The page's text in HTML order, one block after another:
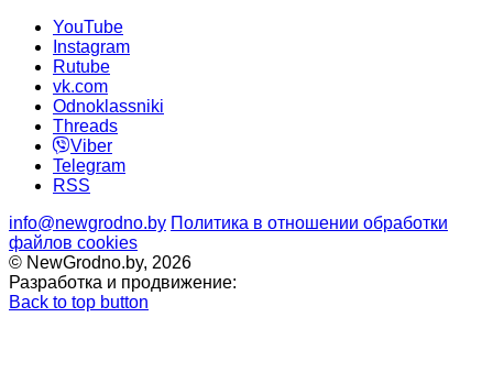
YouTube
Instagram
Rutube
vk.com
Odnoklassniki
Threads
Viber
Telegram
RSS
info@newgrodno.by Политика в отношении обработки
файлов cookies
© NewGrodno.by, 2026
Разработка и продвижение:
Back to top button